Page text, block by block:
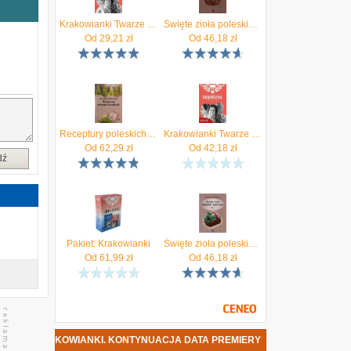
Krakowianki Twarze polskiej herstorii
Od 29,21 zł
Święte zioła poleskich znachorek K - P, Tom 3.
Od 46,18zł
Receptury poleskich znachorek
Od 62,29 zł
Krakowianki Twarze polskiej herstorii. Twarze polskiej herstorii (e-book)
Od 42,18zł
Pakiet: Krakowianki
Od 61,99 zł
Święte zioła poleskich znachorek. A-J Tom I - Alla Alicja Chrzanowska
Od 46,18zł
- KRAKOWIANKI. KONTYNUACJA DATA PREMIERY